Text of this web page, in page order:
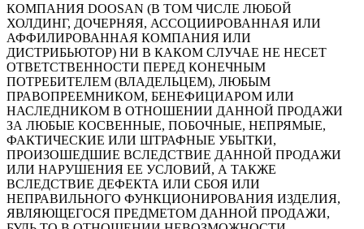
КОМПАНИЯ DOOSAN (В ТОМ ЧИСЛЕ ЛЮБОЙ
ХОЛДИНГ, ДОЧЕРНЯЯ, АССОЦИИРОВАННАЯ ИЛИ
АФФИЛИРОВАННАЯ КОМПАНИЯ ИЛИ
ДИСТРИБЬЮТОР) НИ В КАКОМ СЛУЧАЕ НЕ НЕСЕТ
ОТВЕТСТВЕННОСТИ ПЕРЕД КОНЕЧНЫМ
ПОТРЕБИТЕЛЕМ (ВЛАДЕЛЬЦЕМ), ЛЮБЫМ
ПРАВОПРЕЕМНИКОМ, БЕНЕФИЦИАРОМ ИЛИ
НАСЛЕДНИКОМ В ОТНОШЕНИИ ДАННОЙ ПРОДАЖИ
ЗА ЛЮБЫЕ КОСВЕННЫЕ, ПОБОЧНЫЕ, НЕПРЯМЫЕ,
ФАКТИЧЕСКИЕ ИЛИ ШТРАФНЫЕ УБЫТКИ,
ПРОИЗОШЕДШИЕ ВСЛЕДСТВИЕ ДАННОЙ ПРОДАЖИ
ИЛИ НАРУШЕНИЯ ЕЕ УСЛОВИЙ, А ТАКЖЕ
ВСЛЕДСТВИЕ ДЕФЕКТА ИЛИ СБОЯ ИЛИ
НЕПРАВИЛЬНОГО ФУНКЦИОНИРОВАНИЯ ИЗДЕЛИЯ,
ЯВЛЯЮЩЕГОСЯ ПРЕДМЕТОМ ДАННОЙ ПРОДАЖИ,